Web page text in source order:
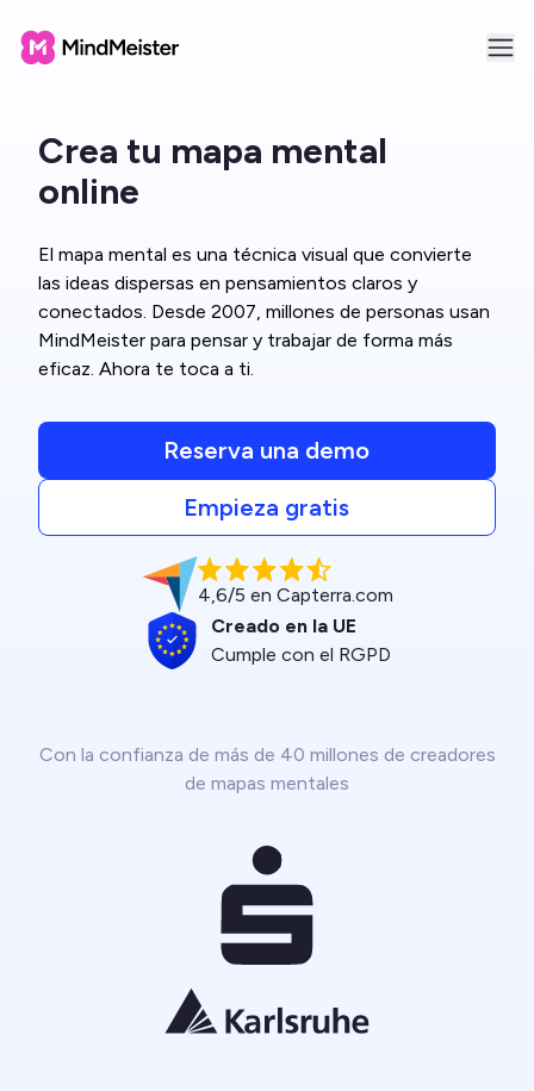
Crea tu mapa mental
online
El mapa mental es una técnica visual que convierte
las ideas dispersas en pensamientos claros y
conectados. Desde 2007, millones de personas usan
MindMeister para pensar y trabajar de forma más
eficaz. Ahora te toca a ti.
Reserva una demo
Empieza gratis
4,6/5 en Capterra.com
Creado en la UE
Cumple con el RGPD
Con la confianza de más de 40 millones de creadores
de mapas mentales